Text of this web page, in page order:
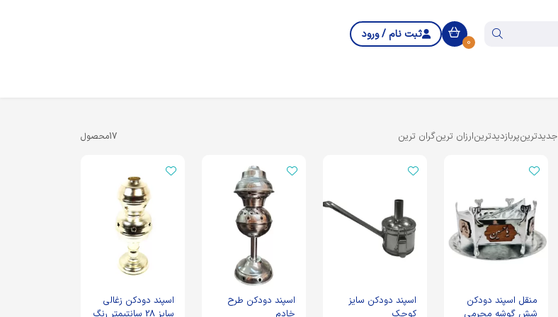
0
ثبت نام / ورود
جدیدترینپربازدیدترینارزان ترینگران ترین 17محصول
منقل اسپند دودکن
شش گوشه محرمی
اسپند دودکن سایز
کوچک
اسپند دودکن طرح
خادم
اسپند دودکن زغالی
سایز 28 سانتیمتر رنگ